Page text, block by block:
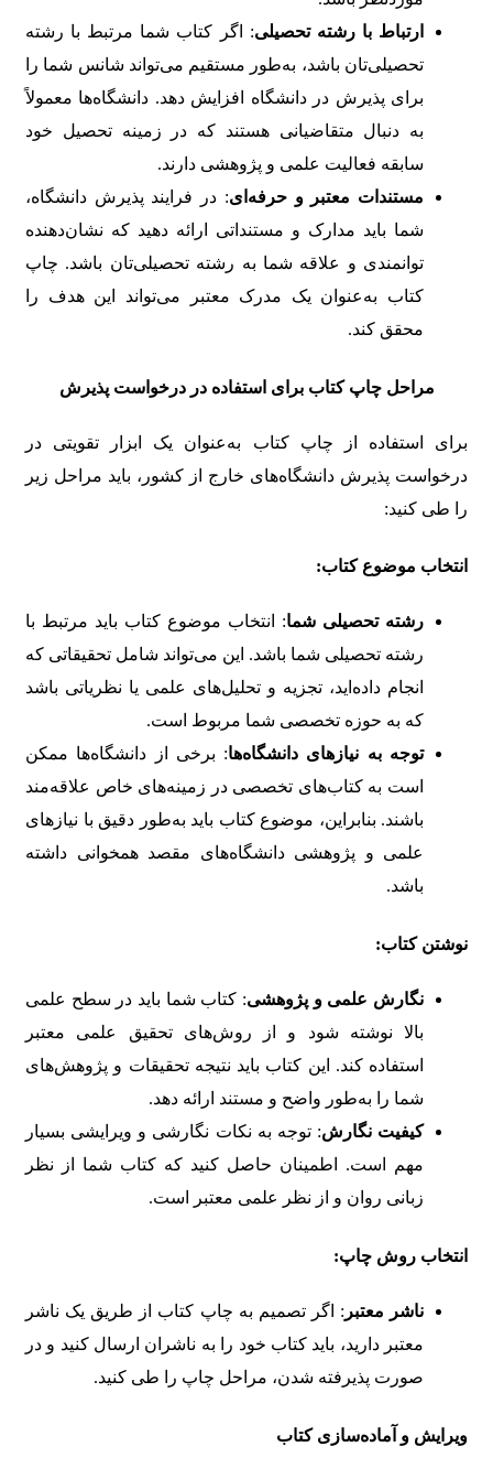
ارتباط با رشته تحصیلی: اگر کتاب شما مرتبط با رشته
تحصیلی‌تان باشد، به‌طور مستقیم می‌تواند شانس شما را
برای پذیرش در دانشگاه افزایش دهد. دانشگاه‌ها معمولاً
به دنبال متقاضیانی هستند که در زمینه تحصیل خود
سابقه فعالیت علمی و پژوهشی دارند.
مستندات معتبر و حرفه‌ای: در فرایند پذیرش دانشگاه،
شما باید مدارک و مستنداتی ارائه دهید که نشان‌دهنده
توانمندی و علاقه شما به رشته تحصیلی‌تان باشد. چاپ
کتاب به‌عنوان یک مدرک معتبر می‌تواند این هدف را
محقق کند.
مراحل چاپ کتاب برای استفاده در درخواست پذیرش
برای استفاده از چاپ کتاب به‌عنوان یک ابزار تقویتی در
درخواست پذیرش دانشگاه‌های خارج از کشور، باید مراحل زیر
را طی کنید:
انتخاب موضوع کتاب:
رشته تحصیلی شما: انتخاب موضوع کتاب باید مرتبط با
رشته تحصیلی شما باشد. این می‌تواند شامل تحقیقاتی که
انجام داده‌اید، تجزیه و تحلیل‌های علمی یا نظریاتی باشد
که به حوزه تخصصی شما مربوط است.
توجه به نیازهای دانشگاه‌ها: برخی از دانشگاه‌ها ممکن
است به کتاب‌های تخصصی در زمینه‌های خاص علاقه‌مند
باشند. بنابراین، موضوع کتاب باید به‌طور دقیق با نیازهای
علمی و پژوهشی دانشگاه‌های مقصد همخوانی داشته
باشد.
نوشتن کتاب:
نگارش علمی و پژوهشی: کتاب شما باید در سطح علمی
بالا نوشته شود و از روش‌های تحقیق علمی معتبر
استفاده کند. این کتاب باید نتیجه تحقیقات و پژوهش‌های
شما را به‌طور واضح و مستند ارائه دهد.
کیفیت نگارش: توجه به نکات نگارشی و ویرایشی بسیار
مهم است. اطمینان حاصل کنید که کتاب شما از نظر
زبانی روان و از نظر علمی معتبر است.
انتخاب روش چاپ:
ناشر معتبر : اگر تصمیم به چاپ کتاب از طریق یک ناشر
معتبر دارید، باید کتاب خود را به ناشران ارسال کنید و در
صورت پذیرفته شدن، مراحل چاپ را طی کنید.
ویرایش و آماده‌سازی کتاب